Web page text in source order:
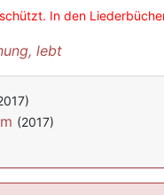
In den
lebt
(2017)